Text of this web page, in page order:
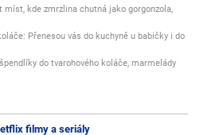
kde zmrzlina chutná jako gorgonzola,
Přenesou vás do kuchyně u babičky i do
do tvarohového koláče, marmelády
filmy a seriály